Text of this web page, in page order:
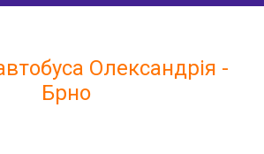
Олександрія -
Брно